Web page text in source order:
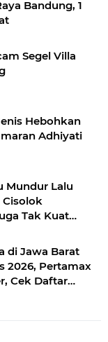
Bandung, 1
Segel Villa
Hebohkan
Adhiyati
Mundur Lalu
Cisolok
Tak Kuat
di Jawa Barat
2026, Pertamax
Cek Daftar